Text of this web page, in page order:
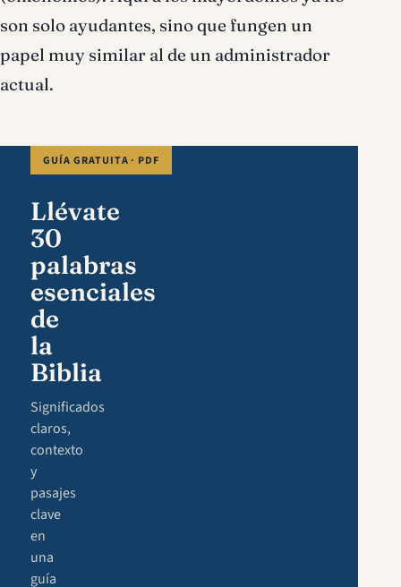
son solo ayudantes, sino que fungen un
papel muy similar al de un administrador
actual.
GUÍA GRATUITA · PDF
Llévate
30
palabras
esenciales
de
la
Biblia
Significados
claros,
contexto
y
pasajes
clave
en
una
guía